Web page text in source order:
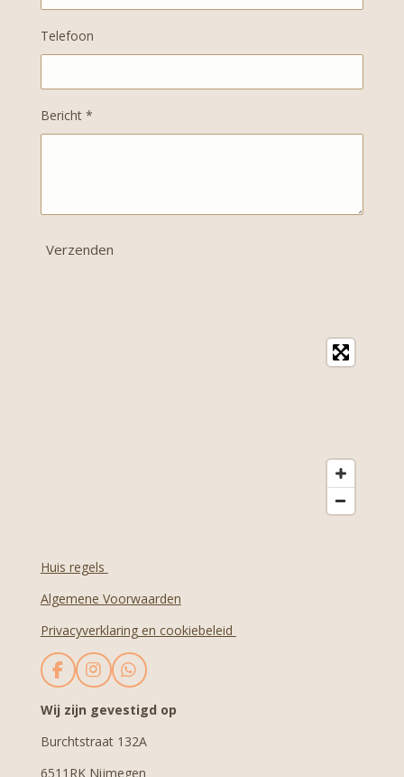
Telefoon
Bericht *
Verzenden
Huis regels
Algemene Voorwaarden
Privacyverklaring en cookiebeleid
F
c
b
I
s
a
W
a
s
Wij zijn gevestigd op
Burchtstraat 132A
6511RK Nijmegen